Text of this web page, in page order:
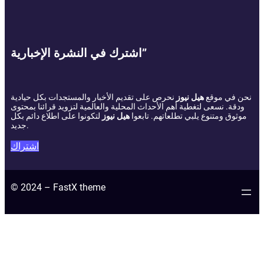
اشترك في النشرة الإخبارية”
نحن في موقعهيل نيوز نحرص على تقديم الأخبار والمستجدات بكل حيادية
ودقة. نسعى لتغطية أهم الأحداث المحلية والعالمية لتزويد قرائنا بمحتوى
موثوق ومتنوع يلبي تطلعاتهم. تابعوا هيل نيوز لتكونوا على اطلاع دائم بكل
جديد.
اشتراك
© 2024 – FastX theme